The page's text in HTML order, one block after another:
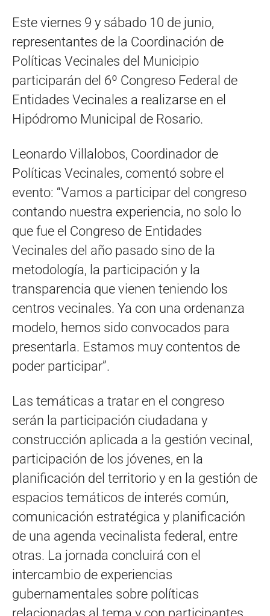
Este viernes 9 y sábado 10 de junio,
representantes de la Coordinación de
Políticas Vecinales del Municipio
participarán del 6º Congreso Federal de
Entidades Vecinales a realizarse en el
Hipódromo Municipal de Rosario.
Leonardo Villalobos, Coordinador de
Políticas Vecinales, comentó sobre el
evento: “Vamos a participar del congreso
contando nuestra experiencia, no solo lo
que fue el Congreso de Entidades
Vecinales del año pasado sino de la
metodología, la participación y la
transparencia que vienen teniendo los
centros vecinales. Ya con una ordenanza
modelo, hemos sido convocados para
presentarla. Estamos muy contentos de
poder participar”.
Las temáticas a tratar en el congreso
serán la participación ciudadana y
construcción aplicada a la gestión vecinal,
participación de los jóvenes, en la
planificación del territorio y en la gestión de
espacios temáticos de interés común,
comunicación estratégica y planificación
de una agenda vecinalista federal, entre
otras. La jornada concluirá con el
intercambio de experiencias
gubernamentales sobre políticas